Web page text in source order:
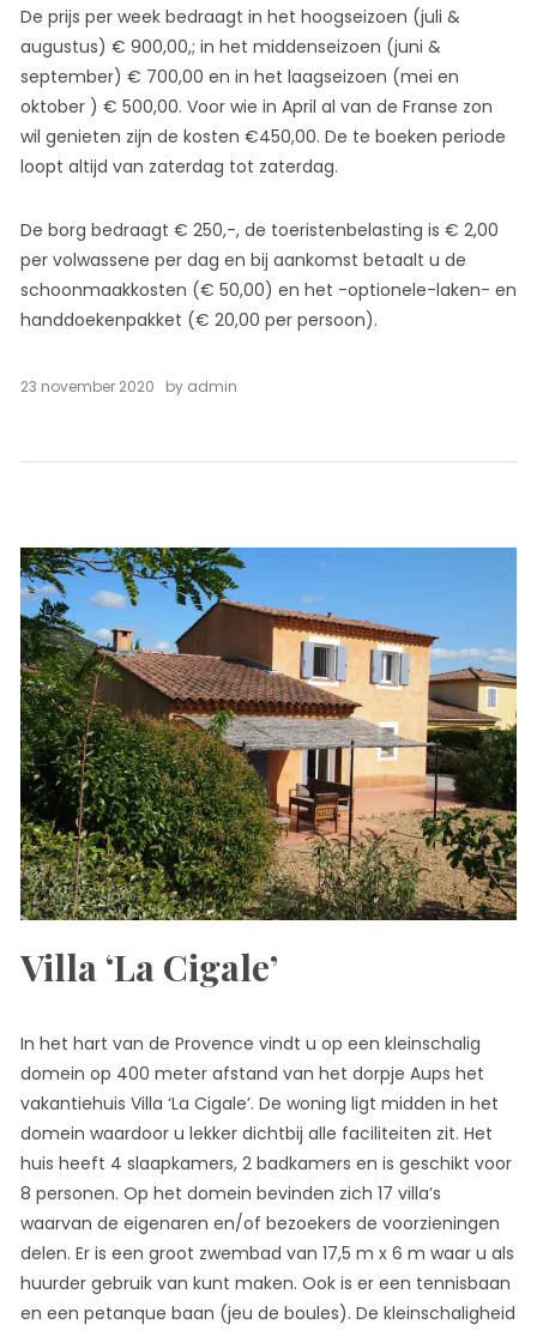
De prijs per week bedraagt in het hoogseizoen (juli &
augustus) € 900,00,; in het middenseizoen (juni &
september) € 700,00 en in het laagseizoen (mei en
oktober ) € 500,00. Voor wie in April al van de Franse zon
wil genieten zijn de kosten €450,00. De te boeken periode
loopt altijd van zaterdag tot zaterdag.
De borg bedraagt € 250,-, de toeristenbelasting is € 2,00
per volwassene per dag en bij aankomst betaalt u de
schoonmaakkosten (€ 50,00) en het -optionele-laken- en
handdoekenpakket (€ 20,00 per persoon).
23 november 2020 by admin
Villa ‘La Cigale’
In het hart van de Provence vindt u op een kleinschalig
domein op 400 meter afstand van het dorpje Aups het
vakantiehuis Villa ‘La Cigale’. De woning ligt midden in het
domein waardoor u lekker dichtbij alle faciliteiten zit. Het
huis heeft 4 slaapkamers, 2 badkamers en is geschikt voor
8 personen. Op het domein bevinden zich 17 villa’s
waarvan de eigenaren en/of bezoekers de voorzieningen
delen. Er is een groot zwembad van 17,5 m x 6 m waar u als
huurder gebruik van kunt maken. Ook is er een tennisbaan
en een petanque baan (jeu de boules). De kleinschaligheid